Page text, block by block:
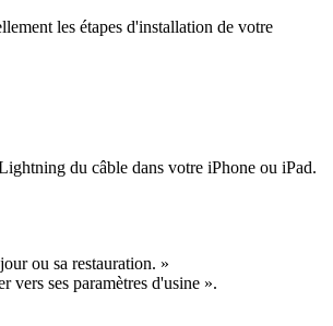
les étapes d'installation de votre
du câble dans votre iPhone ou iPad.
ou sa restauration. »
ses paramètres d'usine ».